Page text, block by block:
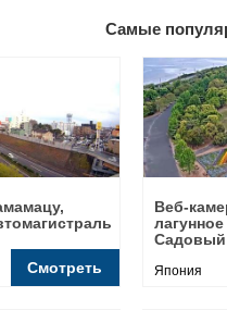
Самые
Смотреть
Веб-
Садовый
Япония